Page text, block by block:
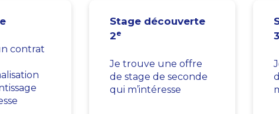
contrat
Stage découverte
2e
Je trouve une offre
de stage de seconde
qui m’intéresse
3